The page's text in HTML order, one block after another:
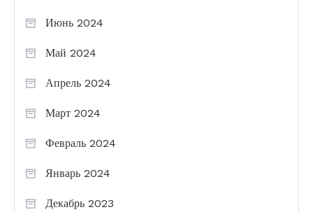
Июнь 2024
Май 2024
Апрель 2024
Март 2024
Февраль 2024
Январь 2024
Декабрь 2023